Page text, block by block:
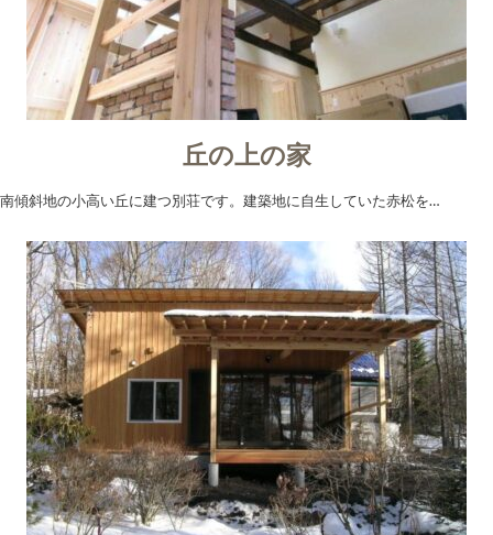
丘の上の家
南傾斜地の小高い丘に建つ別荘です。建築地に自生していた赤松を…